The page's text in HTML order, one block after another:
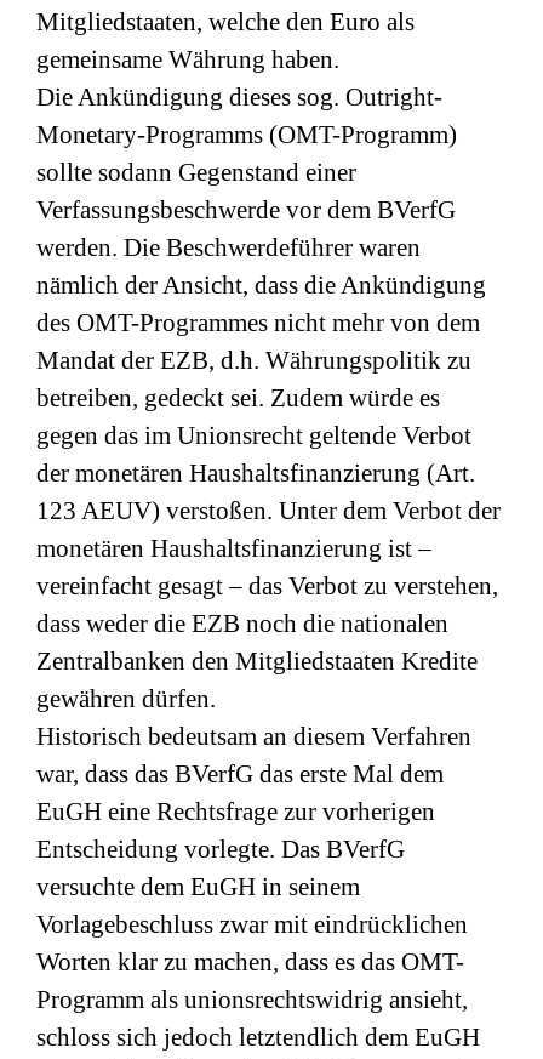
Mitgliedstaaten, welche den Euro als
gemeinsame Währung haben.
Die Ankündigung dieses sog. Outright-
Monetary-Programms (OMT-Programm)
sollte sodann Gegenstand einer
Verfassungsbeschwerde vor dem BVerfG
werden. Die Beschwerdeführer waren
nämlich der Ansicht, dass die Ankündigung
des OMT-Programmes nicht mehr von dem
Mandat der EZB, d.h. Währungspolitik zu
betreiben, gedeckt sei. Zudem würde es
gegen das im Unionsrecht geltende Verbot
der monetären Haushaltsfinanzierung (Art.
123 AEUV) verstoßen. Unter dem Verbot der
monetären Haushaltsfinanzierung ist –
vereinfacht gesagt – das Verbot zu verstehen,
dass weder die EZB noch die nationalen
Zentralbanken den Mitgliedstaaten Kredite
gewähren dürfen.
Historisch bedeutsam an diesem Verfahren
war, dass das BVerfG das erste Mal dem
EuGH eine Rechtsfrage zur vorherigen
Entscheidung vorlegte. Das BVerfG
versuchte dem EuGH in seinem
Vorlagebeschluss zwar mit eindrücklichen
Worten klar zu machen, dass es das OMT-
Programm als unionsrechtswidrig ansieht,
schloss sich jedoch letztendlich dem EuGH